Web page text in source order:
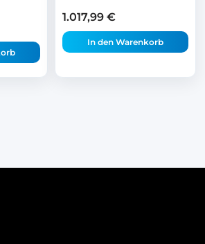
1.017,99 €
In den Warenkorb